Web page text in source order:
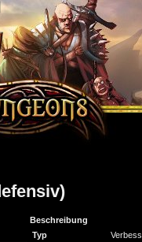
Beschreibung
Typ